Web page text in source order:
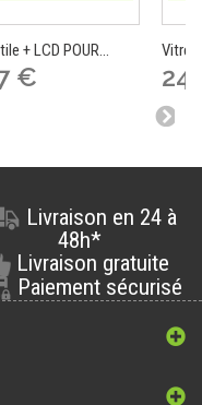
+ LCD POUR...
€
Vitre
Livraison en 24 à
48h*
Livraison gratuite
Paiement sécurisé